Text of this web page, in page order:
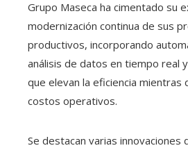
Grupo Maseca ha cimentado su
modernización continua de sus
productivos, incorporando
análisis de datos en tiempo real
que elevan la eficiencia mientras
costos operativos.
Se destacan varias innovaciones